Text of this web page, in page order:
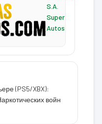
S.A.
Super
Autos
(PS5/XBX):
войн